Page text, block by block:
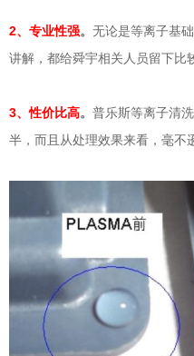
2、专业性强。 无论是等离子基
讲解，都给舜宇相关人员留下比
3、性价比高。 普乐斯等离子清
半，而且从处理效果来看，毫不